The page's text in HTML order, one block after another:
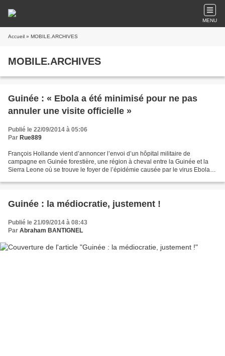
MENU
Accueil » MOBILE.ARCHIVES
MOBILE.ARCHIVES
Guinée : « Ebola a été minimisé pour ne pas
annuler une visite officielle »
Publié le 22/09/2014 à 05:06
Par Rue889
François Hollande vient d’annoncer l’envoi d’un hôpital militaire de
campagne en Guinée forestière, une région à cheval entre la Guinée et la
Sierra Leone où se trouve le foyer de l’épidémie causée par le virus Ebola.
Guinée : la médiocratie, justement !
Publié le 21/09/2014 à 08:43
Par Abraham BANTIGNEL